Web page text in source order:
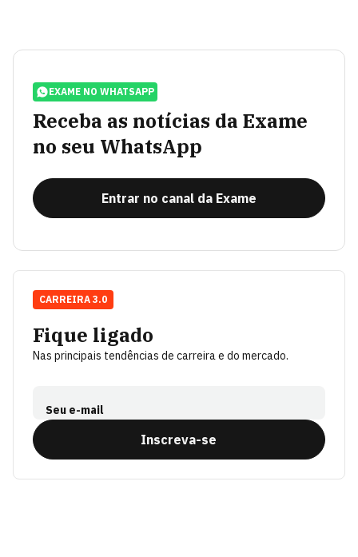
EXAME NO WHATSAPP
Receba as notícias da Exame
no seu WhatsApp
Entrar no canal da Exame
Fique ligado
Nas principais tendências de carreira e do mercado.
Seu e-mail
Inscreva-se
CARREIRA 3.0